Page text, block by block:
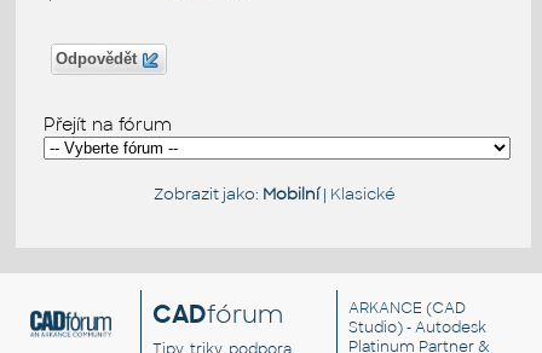
Odpovědět
Přejít na fórum
Zobrazit jako: Mobilní| Klasické
CADfórum
Tipy, triky, podpora,
ARKANCE (CAD
Studio) - Autodesk
Platinum Partner &